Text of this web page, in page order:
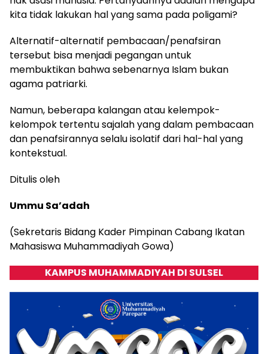
kita tidak lakukan hal yang sama pada poligami?
Alternatif-alternatif pembacaan/penafsiran
tersebut bisa menjadi pegangan untuk
membuktikan bahwa sebenarnya Islam bukan
agama patriarki.
Namun, beberapa kalangan atau kelempok-
kelompok tertentu sajalah yang dalam pembacaan
dan penafsirannya selalu isolatif dari hal-hal yang
kontekstual.
Ditulis oleh
Ummu Sa’adah
(Sekretaris Bidang Kader Pimpinan Cabang Ikatan
Mahasiswa Muhammadiyah Gowa)
KAMPUS MUHAMMADIYAH DI SULSEL